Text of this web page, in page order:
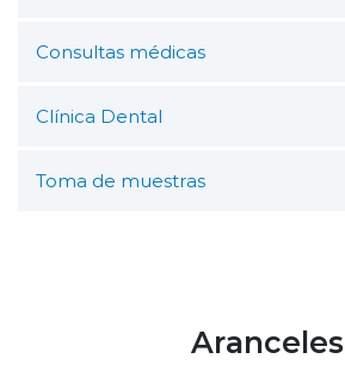
Consultas médicas
Clínica Dental
Toma de muestras
Aranceles